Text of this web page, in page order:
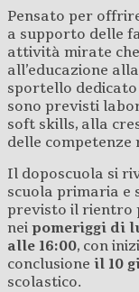
Pensato per
a supporto delle
attività mirate
all’educazione
sportello
sono previsti
soft skills, alla
delle competenze
Il doposcuola si
scuola primaria e
previsto il rientro
nei pomeriggi di
alle 16:00, con
conclusione il 10
scolastico.